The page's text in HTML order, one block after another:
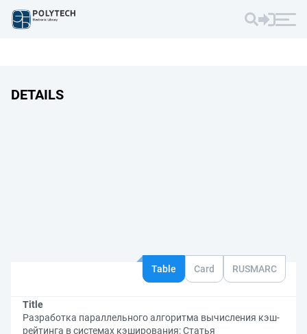
DETAILS
Table Card RUSMARC
Title
Разработка параллельного алгоритма вычисления кэш-
рейтинга в системах кэширования: Статья